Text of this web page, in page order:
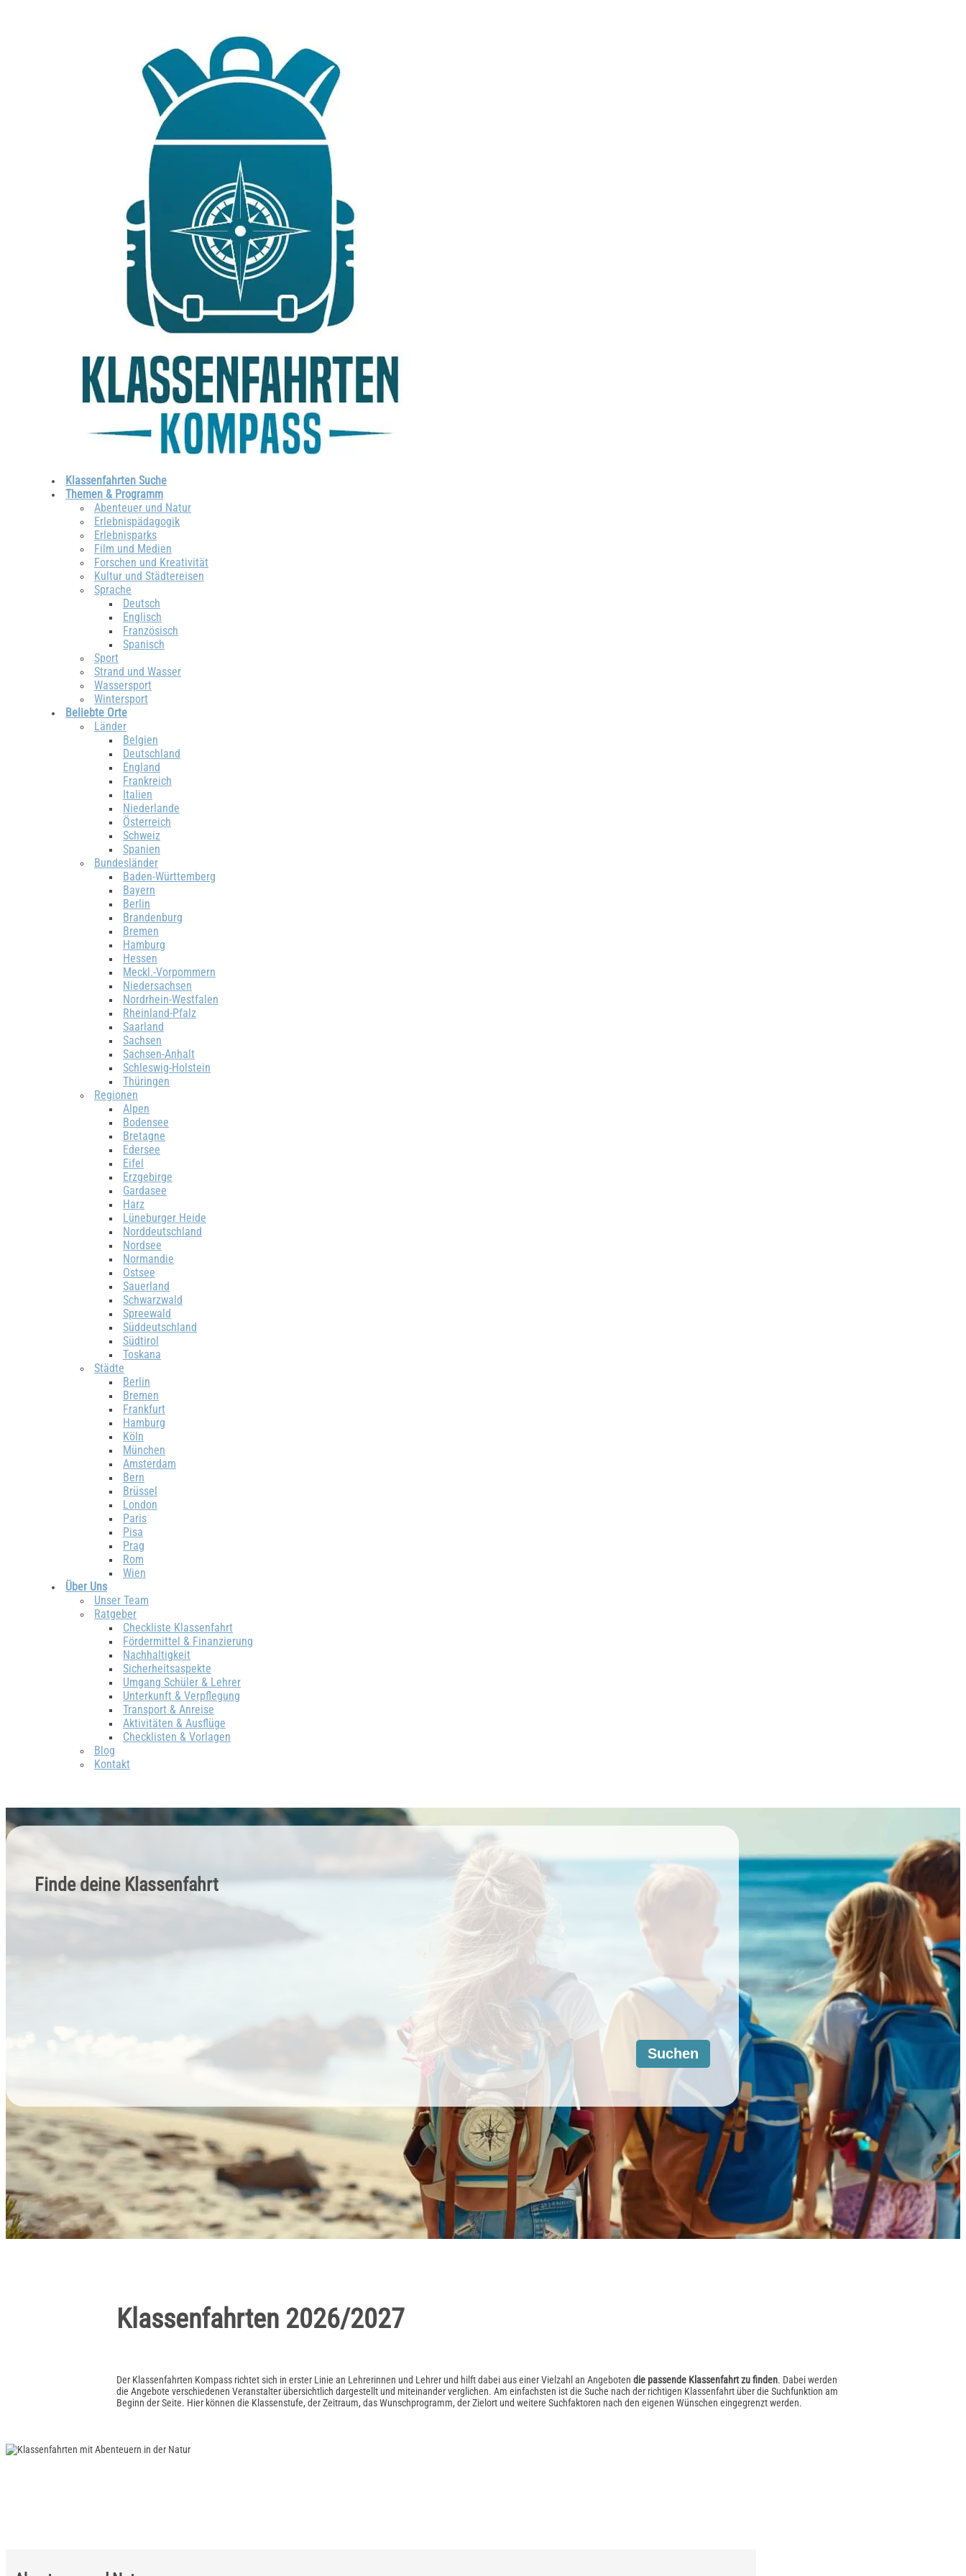
Klassenfahrten Suche
Themen & Programm
Abenteuer und Natur
Erlebnispädagogik
Erlebnisparks
Film und Medien
Forschen und Kreativität
Kultur und Städtereisen
Sprache
Deutsch
Englisch
Französisch
Spanisch
Sport
Strand und Wasser
Wassersport
Wintersport
Beliebte Orte
Länder
Belgien
Deutschland
England
Frankreich
Italien
Niederlande
Österreich
Schweiz
Spanien
Bundesländer
Baden-Württemberg
Bayern
Berlin
Brandenburg
Bremen
Hamburg
Hessen
Meckl.-Vorpommern
Niedersachsen
Nordrhein-Westfalen
Rheinland-Pfalz
Saarland
Sachsen
Sachsen-Anhalt
Schleswig-Holstein
Thüringen
Regionen
Alpen
Bodensee
Bretagne
Edersee
Eifel
Erzgebirge
Gardasee
Harz
Lüneburger Heide
Norddeutschland
Nordsee
Normandie
Ostsee
Sauerland
Schwarzwald
Spreewald
Süddeutschland
Südtirol
Toskana
Städte
Berlin
Bremen
Frankfurt
Hamburg
Köln
München
Amsterdam
Bern
Brüssel
London
Paris
Pisa
Prag
Rom
Wien
Über Uns
Unser Team
Ratgeber
Checkliste Klassenfahrt
Fördermittel & Finanzierung
Nachhaltigkeit
Sicherheitsaspekte
Umgang Schüler & Lehrer
Unterkunft & Verpflegung
Transport & Anreise
Aktivitäten & Ausflüge
Checklisten & Vorlagen
Blog
Kontakt
Finde deine Klassenfahrt
Suchen
Klassenfahrten 2026/2027
Der Klassenfahrten Kompass richtet sich in erster Linie an Lehrerinnen und Lehrer und hilft dabei aus einer Vielzahl an Angeboten die passende Klassenfahrt zu finden. Dabei werden
die Angebote verschiedenen Veranstalter übersichtlich dargestellt und miteinander verglichen. Am einfachsten ist die Suche nach der richtigen Klassenfahrt über die Suchfunktion am
Beginn der Seite. Hier können die Klassenstufe, der Zeitraum, das Wunschprogramm, der Zielort und weitere Suchfaktoren nach den eigenen Wünschen eingegrenzt werden.